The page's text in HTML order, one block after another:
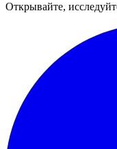
Открывайте,